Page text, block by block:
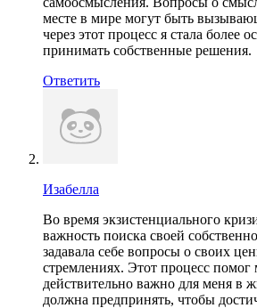
месте в мире могут быть
через этот процесс я стала более
принимать собственные решения.
Ответить
Изабелла
Во время экзистенциального
важность поиска своей
задавала себе вопросы о своих
стремлениях. Этот процесс помог
действительно важно для меня в
должна предпринять, чтобы